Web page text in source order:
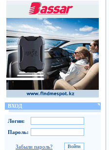
ВХОД
Логин:
Пароль:
Забыли пароль?